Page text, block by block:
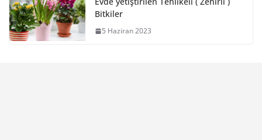
Bitkiler
5 Haziran 2023